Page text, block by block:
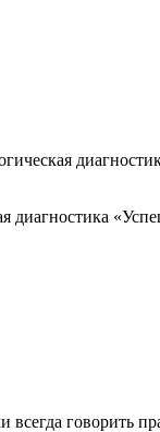
диагностика